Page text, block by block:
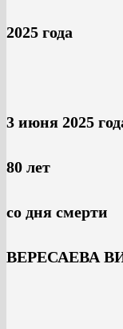
2025 года
3 июня 2025
80 лет
со дня смерти
ВЕРЕСАЕВА